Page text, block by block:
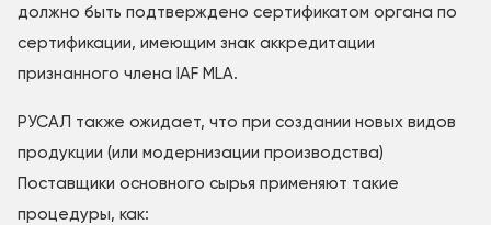
должно быть подтверждено сертификатом органа по
сертификации, имеющим знак аккредитации
признанного члена IAF MLA.
РУСАЛ также ожидает, что при создании новых видов
продукции (или модернизации производства)
Поставщики основного сырья применяют такие
процедуры, как: